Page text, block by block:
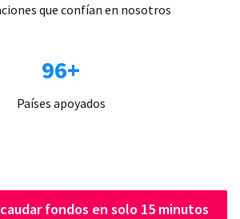
que confían en nosotros
96+
Países apoyados
fondos en solo 15 minutos